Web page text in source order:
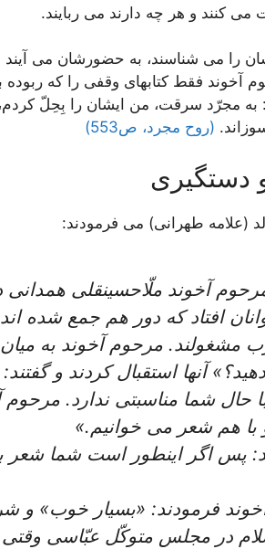
مى ‏كنند و هر چه دارند مى ‏ربايند.
را مى‏ شناسند، به حضورشان مى ‏آيند
آخوند فقط كتابهاى وقفى را كه
به مجرّد سرقت، من ايشان را بِحِلّ
(روح مجرد، ص553)
دستگیری
آخوند ملّاحسينقلى
افتاد كه دور هم جمع شده
مشغولند. مرحوم آخوند به ميان
آنها استقبال كردند و
حال شما مناسبتى ندارد. مرحوم
با هم شعر مى ‏خوانيم.»
پس اگر اين‏طور است شما شعر
فرمودند: «بسيار خوب» و
در مجلس متوكّل عبّاسى